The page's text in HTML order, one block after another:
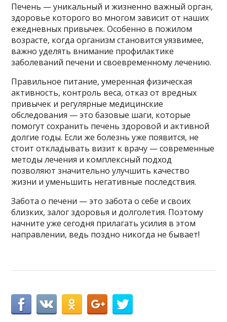
Печень — уникальный и жизненно важный орган,
здоровье которого во многом зависит от наших
ежедневных привычек. Особенно в пожилом
возрасте, когда организм становится уязвимее,
важно уделять внимание профилактике
заболеваний печени и своевременному лечению.
Правильное питание, умеренная физическая
активность, контроль веса, отказ от вредных
привычек и регулярные медицинские
обследования — это базовые шаги, которые
помогут сохранить печень здоровой и активной
долгие годы. Если же болезнь уже появится, не
стоит откладывать визит к врачу — современные
методы лечения и комплексный подход
позволяют значительно улучшить качество
жизни и уменьшить негативные последствия.
Забота о печени — это забота о себе и своих
близких, залог здоровья и долголетия. Поэтому
начните уже сегодня прилагать усилия в этом
направлении, ведь поздно никогда не бывает!